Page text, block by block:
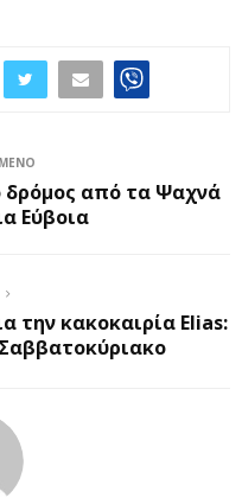
δρόμος από τα Ψαχνά
Εύβοια
την κακοκαιρία Elias: